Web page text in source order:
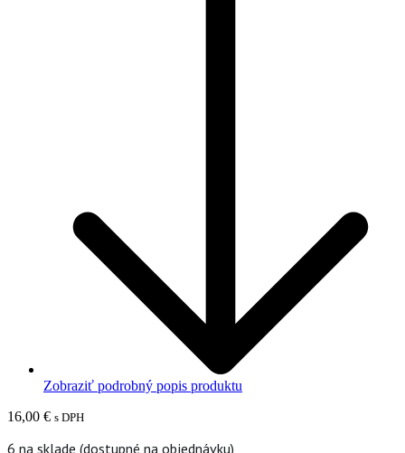
Zobraziť podrobný popis produktu
16,00 € s DPH
6 na sklade (dostupné na objednávku)